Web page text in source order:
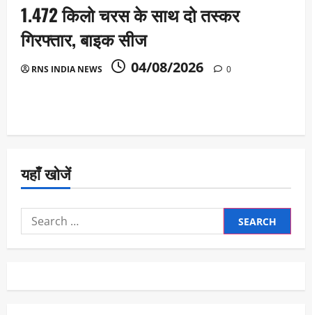
1.472 किलो चरस के साथ दो तस्कर
गिरफ्तार, बाइक सीज
RNS INDIA NEWS 04/08/2026 0
यहाँ खोजें
Search
for: